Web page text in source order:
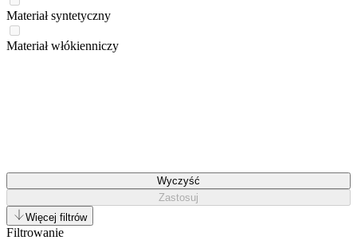
Materiał syntetyczny
Materiał włókienniczy
Wyczyść
Zastosuj
Więcej filtrów
Filtrowanie